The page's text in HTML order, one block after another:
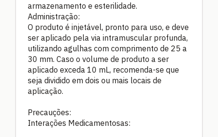
armazenamento e esterilidade.
Administração:
O produto é injetável, pronto para uso, e deve
ser aplicado pela via intramuscular profunda,
utilizando agulhas com comprimento de 25 a
30 mm. Caso o volume de produto a ser
aplicado exceda 10 mL, recomenda-se que
seja dividido em dois ou mais locais de
aplicação.
Precauções:
Interações Medicamentosas: